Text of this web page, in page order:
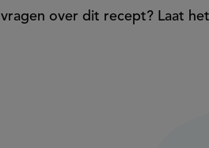
vragen over dit recept? Laat